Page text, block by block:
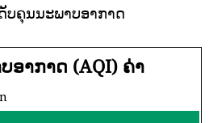
ບຄຸນນະພາບອາກາດ
ອາກາດ (AQI) ຄ່າ